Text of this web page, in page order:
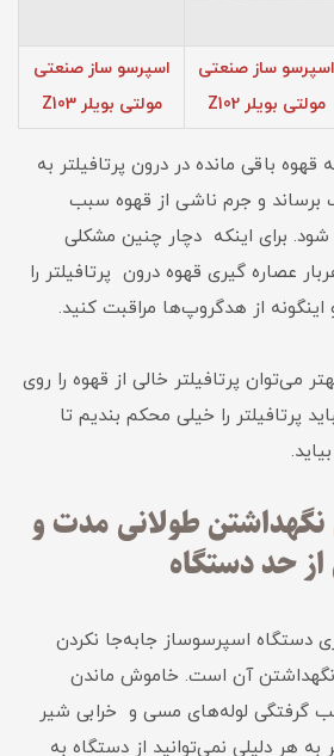
اسپرسو ساز صنعتی
مولتی بویلر Z102
اسپرسو ساز صنعتی
مولتی بویلر Z103
باقی مانده در درون پرتافیلتر به
و جرم ناشی از قهوه سبب
برای اینکه دچار چنین مشکلی
عصاره گیری قهوه درون پرتافیلتر را
از هدگروپ‌ها مراقبت کنید.
می‌توان پرتافیلتر خالی از قهوه را روی
پرتافیلتر را خیلی محکم بندیم تا
طولانی مدت و
حد دستگاه
دستگاه اسپرسوساز جابه‌جا نکردن
آن است. خاموش ماندن
گرفتگی لوله‌های مسی و خرابی شیر
هر دلیلی نمی‌توانید از دستگاه به